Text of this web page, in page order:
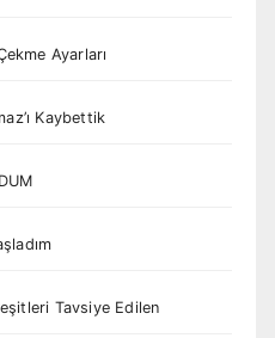
Ayarları
Kaybettik
Tavsiye Edilen